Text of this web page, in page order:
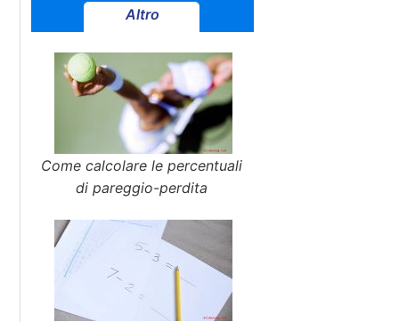
Altro
Come calcolare le percentuali
di pareggio-perdita